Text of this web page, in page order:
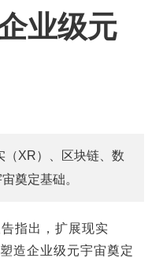
业级元
（XR）、区块链、数
奠定基础。
指出，扩展现实
造企业级元宇宙奠定